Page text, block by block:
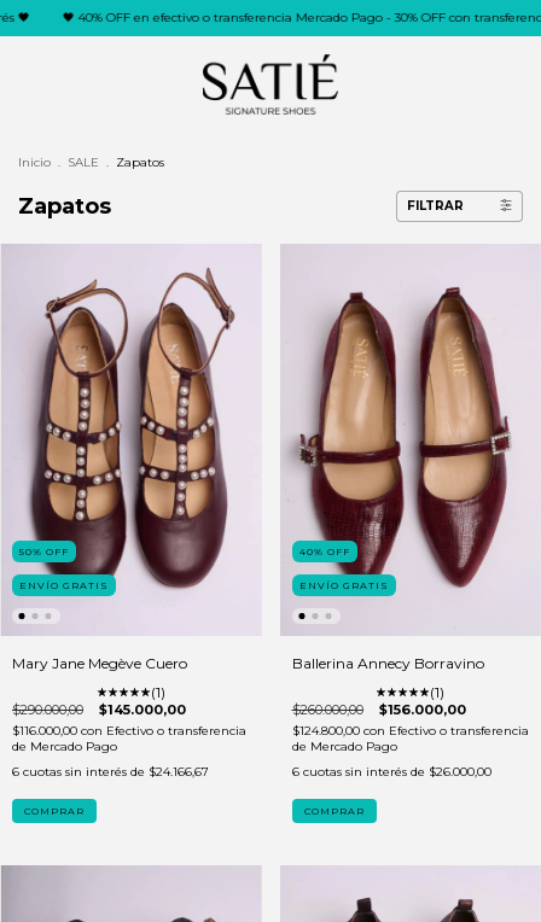
🖤 40% OFF en efectivo o transferencia Mercado Pago - 30% OFF con
Inicio . SALE . Zapatos
Zapatos FILTRAR
50% OFF
ENVÍO GRATIS
Mary Jane Megève Cuero
(1)
$290.000,00 $145.000,00
$116.000,00 con Efectivo o transferencia
de Mercado Pago
6 cuotas sin interés de $24.166,67
COMPRAR
40% OFF
ENVÍO GRATIS
Ballerina Annecy Borravino
(1)
$260.000,00 $156.000,00
$124.800,00 con Efectivo o transferencia
de Mercado Pago
6 cuotas sin interés de $26.000,00
COMPRAR